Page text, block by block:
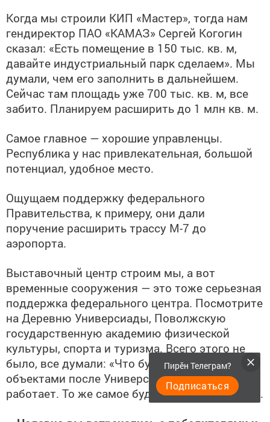
Когда мы строили КИП «Мастер», тогда нам
гендиректор ПАО «КАМАЗ» Сергей Когогин
сказал: «Есть помещение в 150 тыс. кв. м,
давайте индустриальный парк сделаем». Мы
думали, чем его заполнить в дальнейшем.
Сейчас там площадь уже 700 тыс. кв. м, все
забито. Планируем расширить до 1 млн кв. м.
Самое главное — хорошие управленцы.
Республика у нас привлекательная, большой
потенциал, удобное место.
Ощущаем поддержку федерального
Правительства, к примеру, они дали
поручение расширить трассу М-7 до
аэропорта.
Выставочный центр строим мы, а вот
временные сооружения — это тоже серьезная
поддержка федерального центра. Посмотрите
на Деревню Универсиады, Поволжскую
государственную академию физической
культуры, спорта и туризма. Всего этого не
было, все думали: «Что будет с этими
объектами после Универсиады?». Но ведь все
работает. То же самое будет с «Казань Экспо».
Пирӗн Телеграм?
Подписаться